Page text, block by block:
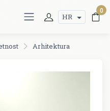
HR
0
Arhitektura